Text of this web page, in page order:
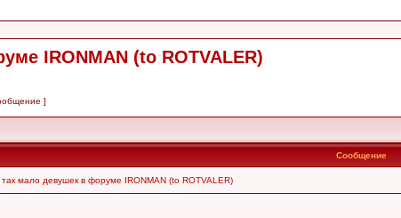
IRONMAN (to ROTVALER)
]
Сообщение
мало девушек в форуме IRONMAN (to ROTVALER)